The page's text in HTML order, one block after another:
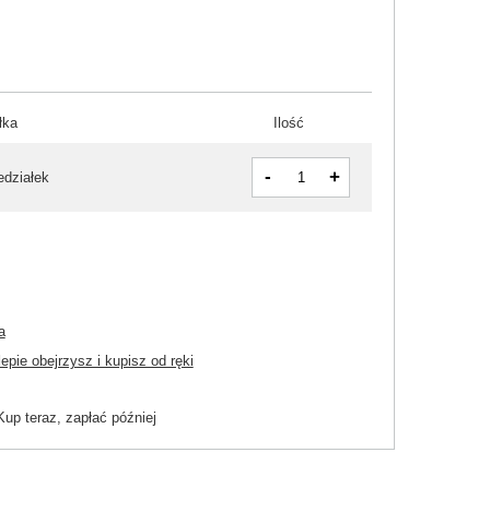
Ilość
- +
obejrzysz i kupisz od ręki
teraz, zapłać później